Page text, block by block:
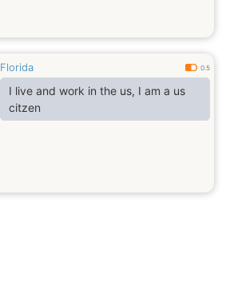
Florida 0.5
I live and work in the us, I am a us
citzen